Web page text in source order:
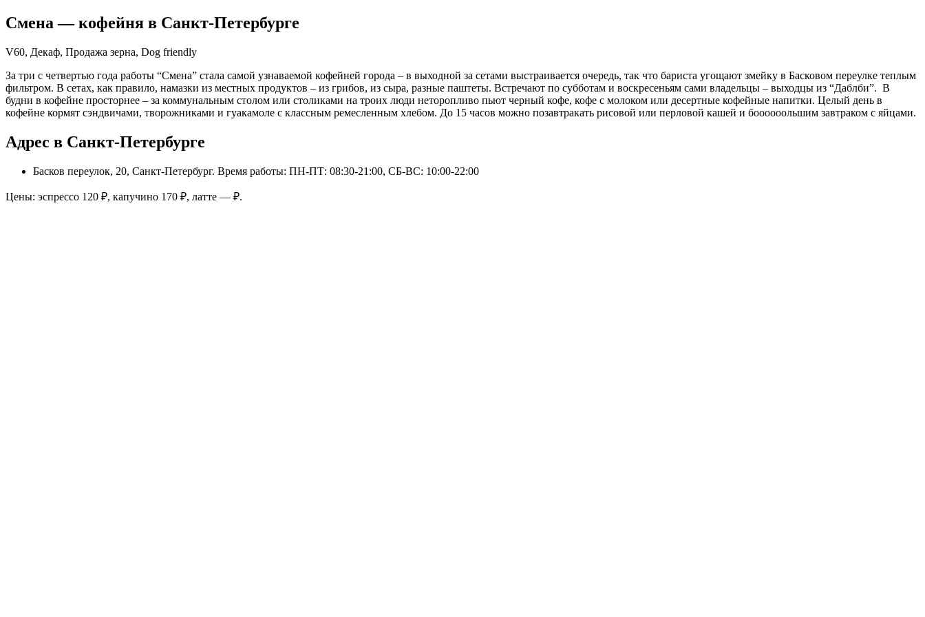
Смена — кофейня в Санкт-Петербурге
V60, Декаф, Продажа зерна, Dog friendly
За три с четвертью года работы “Смена” стала самой узнаваемой кофейней города – в выходной за сетами выстраивается очередь, так что бариста угощают змейку в Басковом переулке теплым
фильтром. В сетах, как правило, намазки из местных продуктов – из грибов, из сыра, разные паштеты. Встречают по субботам и воскресеньям сами владельцы – выходцы из “Даблби”. В
будни в кофейне просторнее – за коммунальным столом или столиками на троих люди неторопливо пьют черный кофе, кофе с молоком или десертные кофейные напитки. Целый день в
кофейне кормят сэндвичами, творожниками и гуакамоле с классным ремесленным хлебом. До 15 часов можно позавтракать рисовой или перловой кашей и боооооольшим завтраком с яйцами.
Адрес в Санкт-Петербурге
Басков переулок, 20, Санкт-Петербург. Время работы: ПН-ПТ: 08:30-21:00, СБ-ВС: 10:00-22:00
Цены: эспрессо 120 ₽, капучино 170 ₽, латте — ₽.